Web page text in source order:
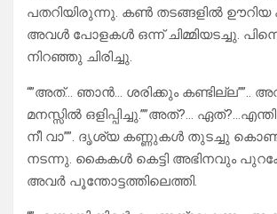
പതറിയിരുന്നു. കൺ തടങ്ങളിൽ ഊറിയ
അവൾ പോളകൾ ഒന്ന് ചിമ്മിയടച്ചു.
നിറഞ്ഞു ചിരിച്ചു.
“”അത്… ഞാൻ… ശരിക്കും കണ്ടില്ല””..
മനസ്സിൽ ഒളിപ്പിച്ചു.””അത്?…
നീ വാ””. ദൃശ്യ കണ്ണുകൾ തുടച്ചു കൊണ്ട്
നടന്നു. കൈകൾ കെട്ടി അഭിനവും
അവർ പൂന്തോട്ടത്തിലെത്തി.